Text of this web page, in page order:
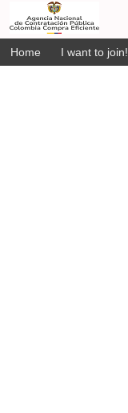
Home I want to join!